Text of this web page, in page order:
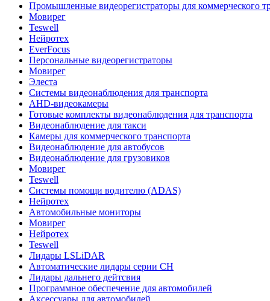
Промышленные видеорегистраторы для коммерческого
Мовирег
Teswell
Нейротех
EverFocus
Персональные видеорегистраторы
Мовирег
Элеста
Системы видеонаблюдения для транспорта
AHD-видеокамеры
Готовые комплекты видеонаблюдения для транспорта
Видеонаблюдение для такси
Камеры для коммерческого транспорта
Видеонаблюдение для автобусов
Видеонаблюдение для грузовиков
Мовирег
Teswell
Системы помощи водителю (ADAS)
Нейротех
Автомобильные мониторы
Мовирег
Нейротех
Teswell
Лидары LSLiDAR
Автоматические лидары серии CH
Лидары дальнего дейтсвия
Программное обеспечение для автомобилей